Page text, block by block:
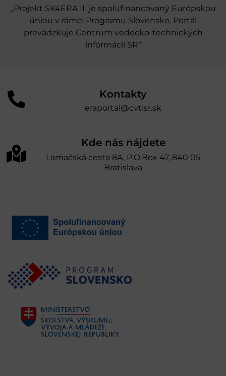
„Projekt SK4ERA II je spolufinancovaný Európskou
úniou v rámci Programu Slovensko. Portál
prevádzkuje Centrum vedecko-technických
informácií SR“
Kontakty
eraportal@cvtisr.sk
Kde nás nájdete
Lamačská cesta 8A, P.O.Box 47, 840 05
Bratislava